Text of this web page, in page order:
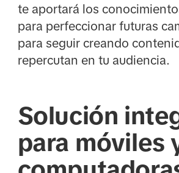
te aportará los
para perfeccionar futuras
para seguir creando
repercutan en tu audiencia.
Solución
para móviles